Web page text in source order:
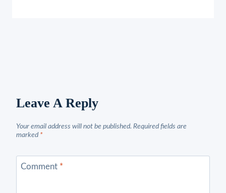
Leave A Reply
Your email address will not be published. Required fields are
marked *
Comment *